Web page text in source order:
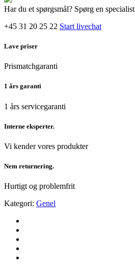
Har du et spørgsmål? Spørg en specialist
+45 31 20 25 22 Start livechat
Lave priser
Prismatchgaranti
1 års garanti
1 års servicegaranti
Interne eksperter.
Vi kender vores produkter
Nem returnering.
Hurtigt og problemfrit
Kategori: Genel